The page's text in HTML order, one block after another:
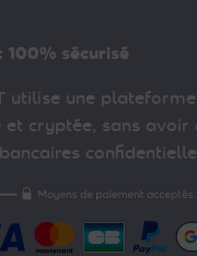
100% sécurisé
utilise une
et cryptée, sans avoir